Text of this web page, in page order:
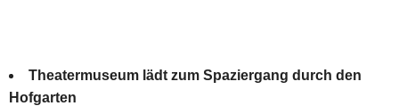
Theatermuseum lädt zum Spaziergang durch den
Hofgarten